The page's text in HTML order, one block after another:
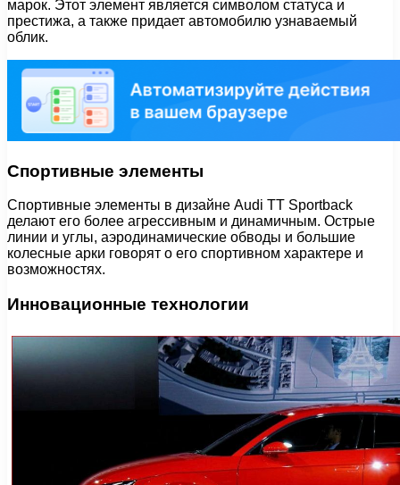
марок. Этот элемент является символом статуса и
престижа, а также придает автомобилю узнаваемый
облик.
Спортивные элементы
Спортивные элементы в дизайне Audi TT Sportback
делают его более агрессивным и динамичным. Острые
линии и углы, аэродинамические обводы и большие
колесные арки говорят о его спортивном характере и
возможностях.
Инновационные технологии